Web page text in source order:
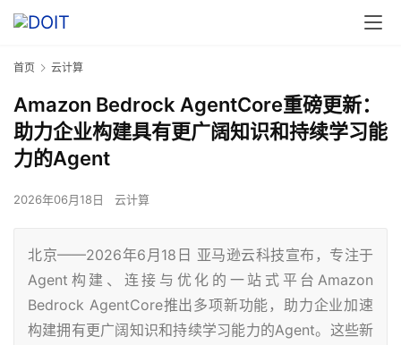
首页 云计算
Amazon Bedrock AgentCore重磅更新：
助力企业构建具有更广阔知识和持续学习能
力的Agent
2026年06月18日 云计算
北京——2026年6月18日 亚马逊云科技宣布，专注于
Agent构建、连接与优化的一站式平台Amazon
Bedrock AgentCore推出多项新功能，助力企业加速
构建拥有更广阔知识和持续学习能力的Agent。这些新